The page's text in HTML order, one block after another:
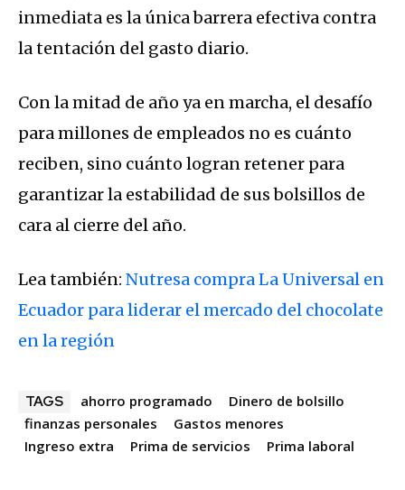
inmediata es la única barrera efectiva contra
la tentación del gasto diario.
Con la mitad de año ya en marcha, el desafío
para millones de empleados no es cuánto
reciben, sino cuánto logran retener para
garantizar la estabilidad de sus bolsillos de
cara al cierre del año.
Lea también: Nutresa compra La Universal en
Ecuador para liderar el mercado del chocolate
en la región
TAGS ahorro programado
Dinero de bolsillo
finanzas personales
Gastos menores
Ingreso extra
Prima de servicios Prima laboral